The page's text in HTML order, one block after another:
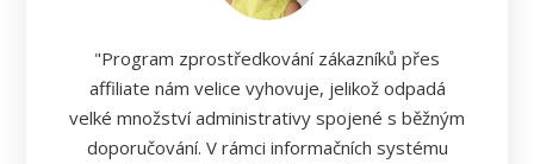
"Program zprostředkování zákazníků přes
affiliate nám velice vyhovuje, jelikož odpadá
velké množství administrativy spojené s běžným
doporučování. V rámci informačních systému